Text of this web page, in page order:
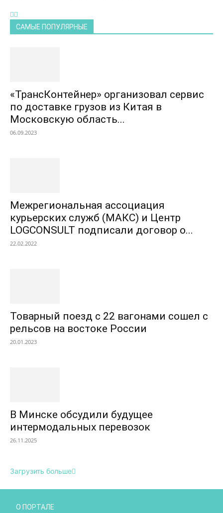
САМЫЕ ПОПУЛЯРНЫЕ
«ТрансКонтейнер» организовал сервис
по доставке грузов из Китая в
Московскую область...
06.09.2023
Межрегиональная ассоциация
курьерских служб (МАКС) и Центр
LOGCONSULT подписали договор о...
22.02.2022
Товарный поезд с 22 вагонами сошел с
рельсов на востоке России
20.01.2023
В Минске обсудили будущее
интермодальных перевозок
26.11.2025
Загрузить больше
О ПОРТАЛЕ